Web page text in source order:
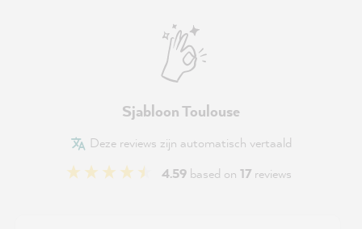
Sjabloon Toulouse
Deze reviews zijn automatisch vertaald
4.59 based on 17 reviews